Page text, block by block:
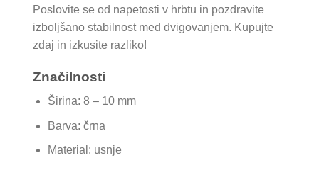
Poslovite se od napetosti v hrbtu in pozdravite
izboljšano stabilnost med dvigovanjem. Kupujte
zdaj in izkusite razliko!
Značilnosti
Širina: 8 – 10 mm
Barva: črna
Material: usnje